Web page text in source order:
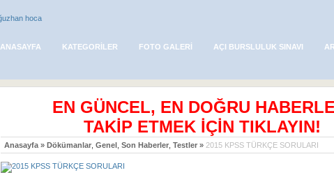
ANASAYFA KATEGORILER FOTO GALERI AÇI BURSLULUK SINAVI
EN GÜNCEL, EN DOĞRU
TAKİP ETMEK İÇİN TIKLAYIN!
Anasayfa » Dökümanlar Genel Son Haberler Testler » 2015 KPSS TÜRKÇE SORULARI